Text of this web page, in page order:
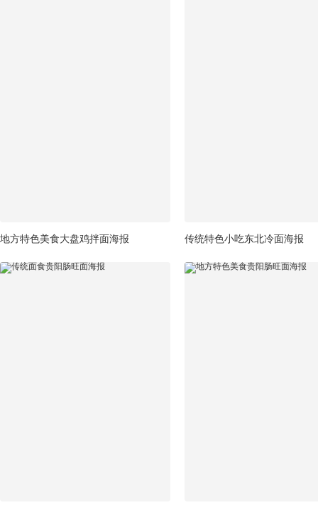
地方特色美食大盘鸡拌面海报 传统特色小吃东北冷面海报